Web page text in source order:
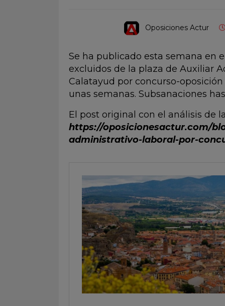
Oposiciones Actur
Se ha publicado esta semana en
excluidos de la plaza de Auxiliar
Calatayud por concurso-
unas semanas. Subsanaciones
El post original con el análisis de
https://oposicionesactur.com/
administrativo-laboral-por-